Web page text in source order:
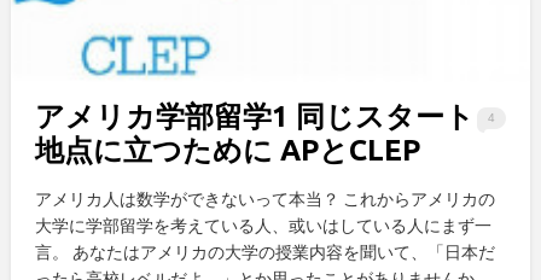
4
アメリカ学部留学1 同じスタート
地点に立つために APとCLEP
アメリカ人は数学ができないって本当？ これからアメリカの
大学に学部留学を考えている人、或いはしている人にまず一
言。 あなたはアメリカの大学の授業内容を聞いて、「日本だ